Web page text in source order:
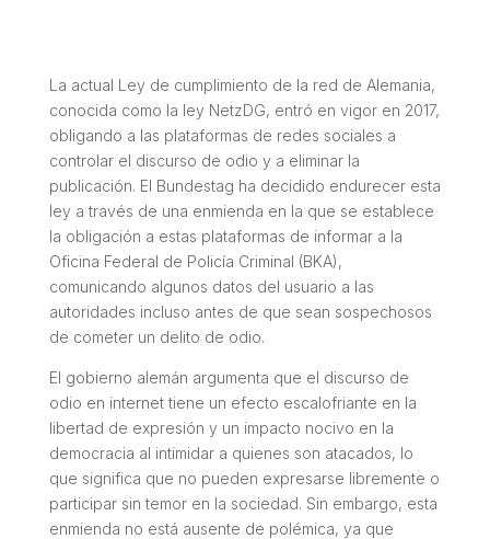
La actual Ley de cumplimiento de la red de Alemania,
conocida como la ley NetzDG, entró en vigor en 2017,
obligando a las plataformas de redes sociales a
controlar el discurso de odio y a eliminar la
publicación. El Bundestag ha decidido endurecer esta
ley a través de una enmienda en la que se establece
la obligación a estas plataformas de informar a la
Oficina Federal de Policía Criminal (BKA),
comunicando algunos datos del usuario a las
autoridades incluso antes de que sean sospechosos
de cometer un delito de odio.
El gobierno alemán argumenta que el discurso de
odio en internet tiene un efecto escalofriante en la
libertad de expresión y un impacto nocivo en la
democracia al intimidar a quienes son atacados, lo
que significa que no pueden expresarse libremente o
participar sin temor en la sociedad. Sin embargo, esta
enmienda no está ausente de polémica, ya que